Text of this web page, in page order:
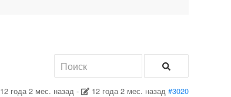
12 года 2 мес. назад- 12 года 2 мес. назад #3020